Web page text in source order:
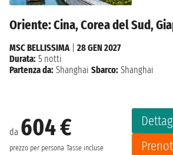
Oriente: Cina, Corea del Sud,
da 604 €
prezzo per persona Tasse incluse
MSC BELLISSIMA
28 GEN 2027
Durata: 5 notti
Partenza da: Shanghai Sbarco: Shanghai